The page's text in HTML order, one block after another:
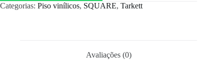
Categorias: Piso vinílicos, SQUARE, Tarkett
Avaliações (0)